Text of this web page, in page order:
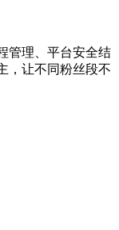
管理、平台安全结
，让不同粉丝段不